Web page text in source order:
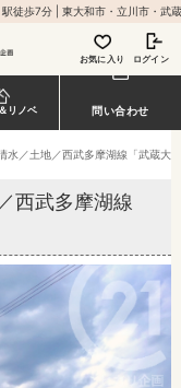
お気に入り ログイン
リノベ 問い合わせ
水／土地／西武多摩湖線「武蔵大
西武多摩湖線